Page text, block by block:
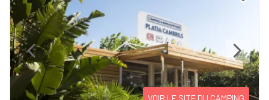
Previous Next